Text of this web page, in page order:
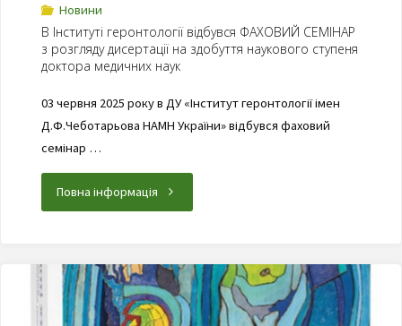
Новини
В Інституті геронтології відбувся ФАХОВИЙ СЕМІНАР
з розгляду дисертації на здобуття наукового ступеня
доктора медичних наук
03 червня 2025 року в ДУ «Інститут геронтології імен
Д.Ф.Чеботарьова НАМН України» відбувся фаховий
семінар …
Повна інформація